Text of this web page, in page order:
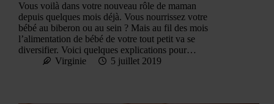
Vous voilà dans votre nouveau rôle de maman
depuis quelques mois déjà. Vous nourrissez votre
bébé au biberon ou au sein ? Mais au fil des mois
l’alimentation de bébé de votre tout petit va se
diversifier. Voici quelques explications pour…
Virginie
5 juillet 2019